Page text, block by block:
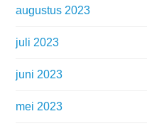
augustus 2023
juli 2023
juni 2023
mei 2023